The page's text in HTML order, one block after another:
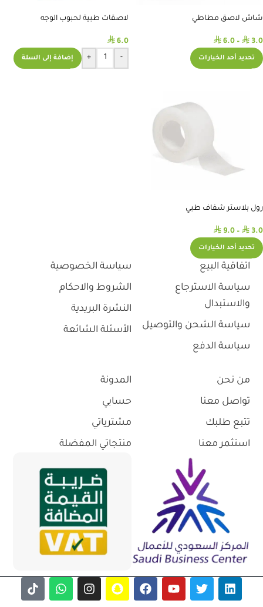
شاش لاصق مطاطي
⃁ 3.0
–
⃁ 6.0
تحديد أحد الخيارات
لاصقات طبية لحبوب الوجه
⃁ 6.0
-
+ إضافة إلى السلة
رول بلاستر شفاف طبي
⃁ 3.0
–
⃁ 9.0
تحديد أحد الخيارات
اتفاقية البيع
سياسة الاسترجاع
والاستبدال
سياسة الشحن والتوصيل
سياسة الدفع
سياسة الخصوصية
الشروط والاحكام
النشرة البريدية
الأسئلة الشائعة
من نحن
تواصل معنا
تتبع طلبك
استثمر معنا
المدونة
حسابي
مشترياتي
منتجاتي المفضلة